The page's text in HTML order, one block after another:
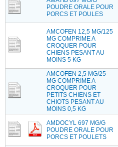
POUDRE ORALE POUR
PORCS ET POULES
AMCOFEN 12,5 MG/125
MG COMPRIME A
CROQUER POUR
CHIENS PESANT AU
MOINS 5 KG
AMCOFEN 2,5 MG/25
MG COMPRIME A
CROQUER POUR
PETITS CHIENS ET
CHIOTS PESANT AU
MOINS 0,5 KG
AMDOCYL 697 MG/G
POUDRE ORALE POUR
PORCS ET POULETS